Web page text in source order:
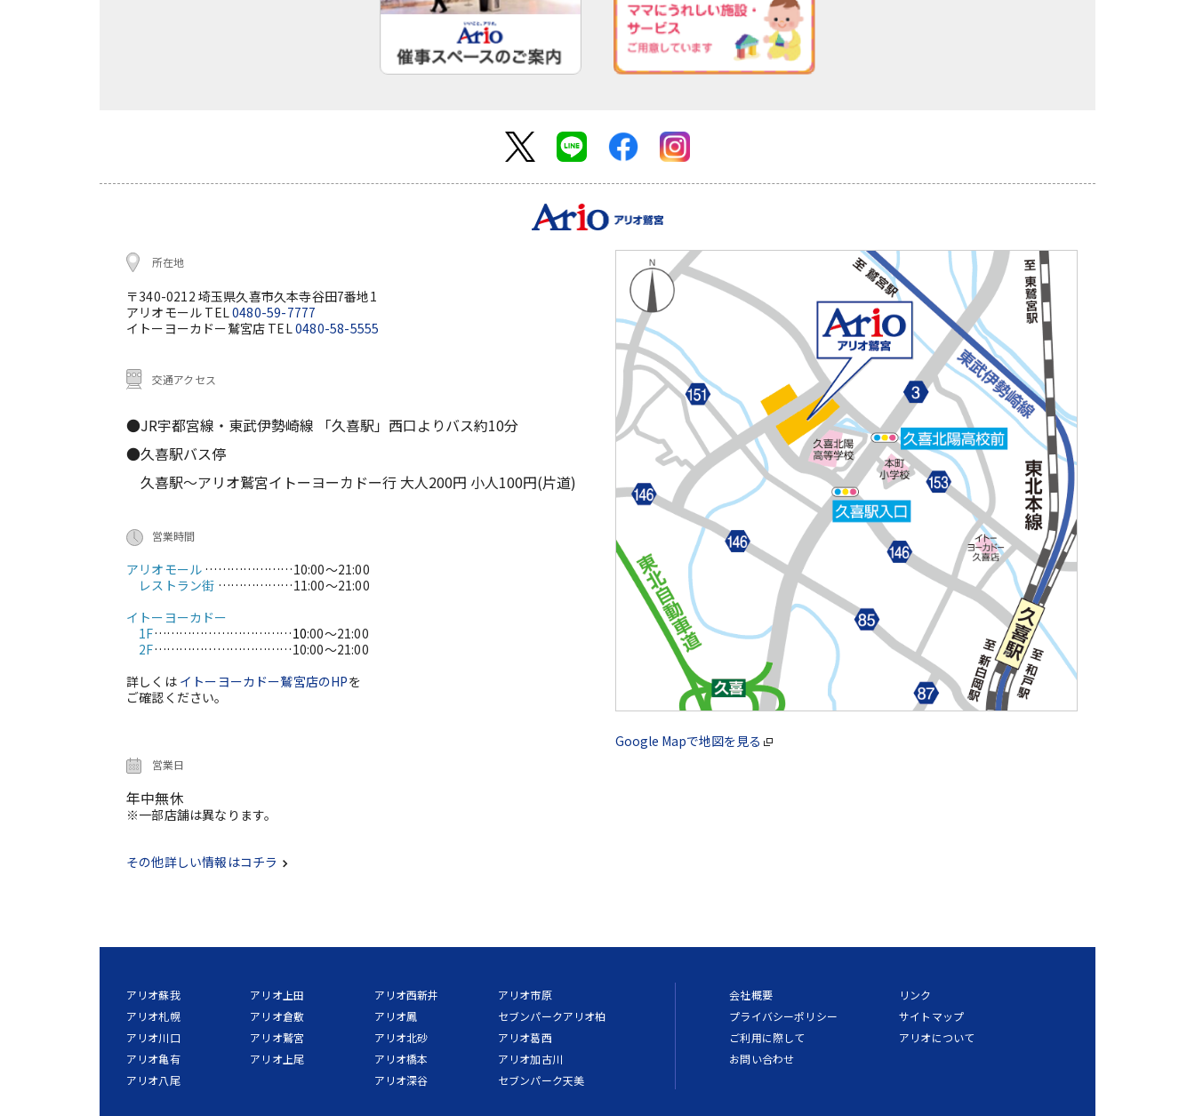
所在地
〒340-0212 埼玉県久喜市久本寺谷田7番地1
アリオモール TEL0480-59-7777
イトーヨーカドー鷲宮店 TEL0480-58-5555
交通アクセス
●JR宇都宮線・東武伊勢崎線 「久喜駅」西口よりバス約10分
●久喜駅バス停
久喜駅～アリオ鷲宮イトーヨーカドー行 大人200円 小人100円(片道)
営業時間
アリオモール …………………10:00～21:00
レストラン街 ………………11:00～21:00
イトーヨーカドー
1F……………………………10:00～21:00
2F……………………………10:00～21:00
詳しくは イトーヨーカドー鷲宮店のHPを
ご確認ください。
営業日
年中無休
※一部店舗は異なります。
その他詳しい情報はコチラ
Google Mapで地図を見る
アリオ蘇我
アリオ札幌
アリオ川口
アリオ亀有
アリオ八尾
アリオ上田
アリオ倉敷
アリオ鷲宮
アリオ上尾
アリオ西新井
アリオ鳳
アリオ北砂
アリオ橋本
アリオ深谷
アリオ市原
セブンパークアリオ柏
アリオ葛西
アリオ加古川
セブンパーク天美
会社概要
プライバシーポリシー
ご利用に際して
お問い合わせ
リンク
サイトマップ
アリオについて